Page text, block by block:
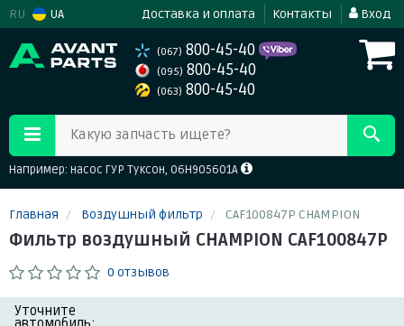
RU UA Доставка и оплата Контакты Вход
(067) 800-45-40
(095) 800-45-40
(063) 800-45-40
Какую запчасть ищете?
Например: насос ГУР Туксон, 06H905601A
Главная Воздушный фильтр CAF100847P CHAMPION
Фильтр воздушный CHAMPION CAF100847P
0 отзывов
Уточните